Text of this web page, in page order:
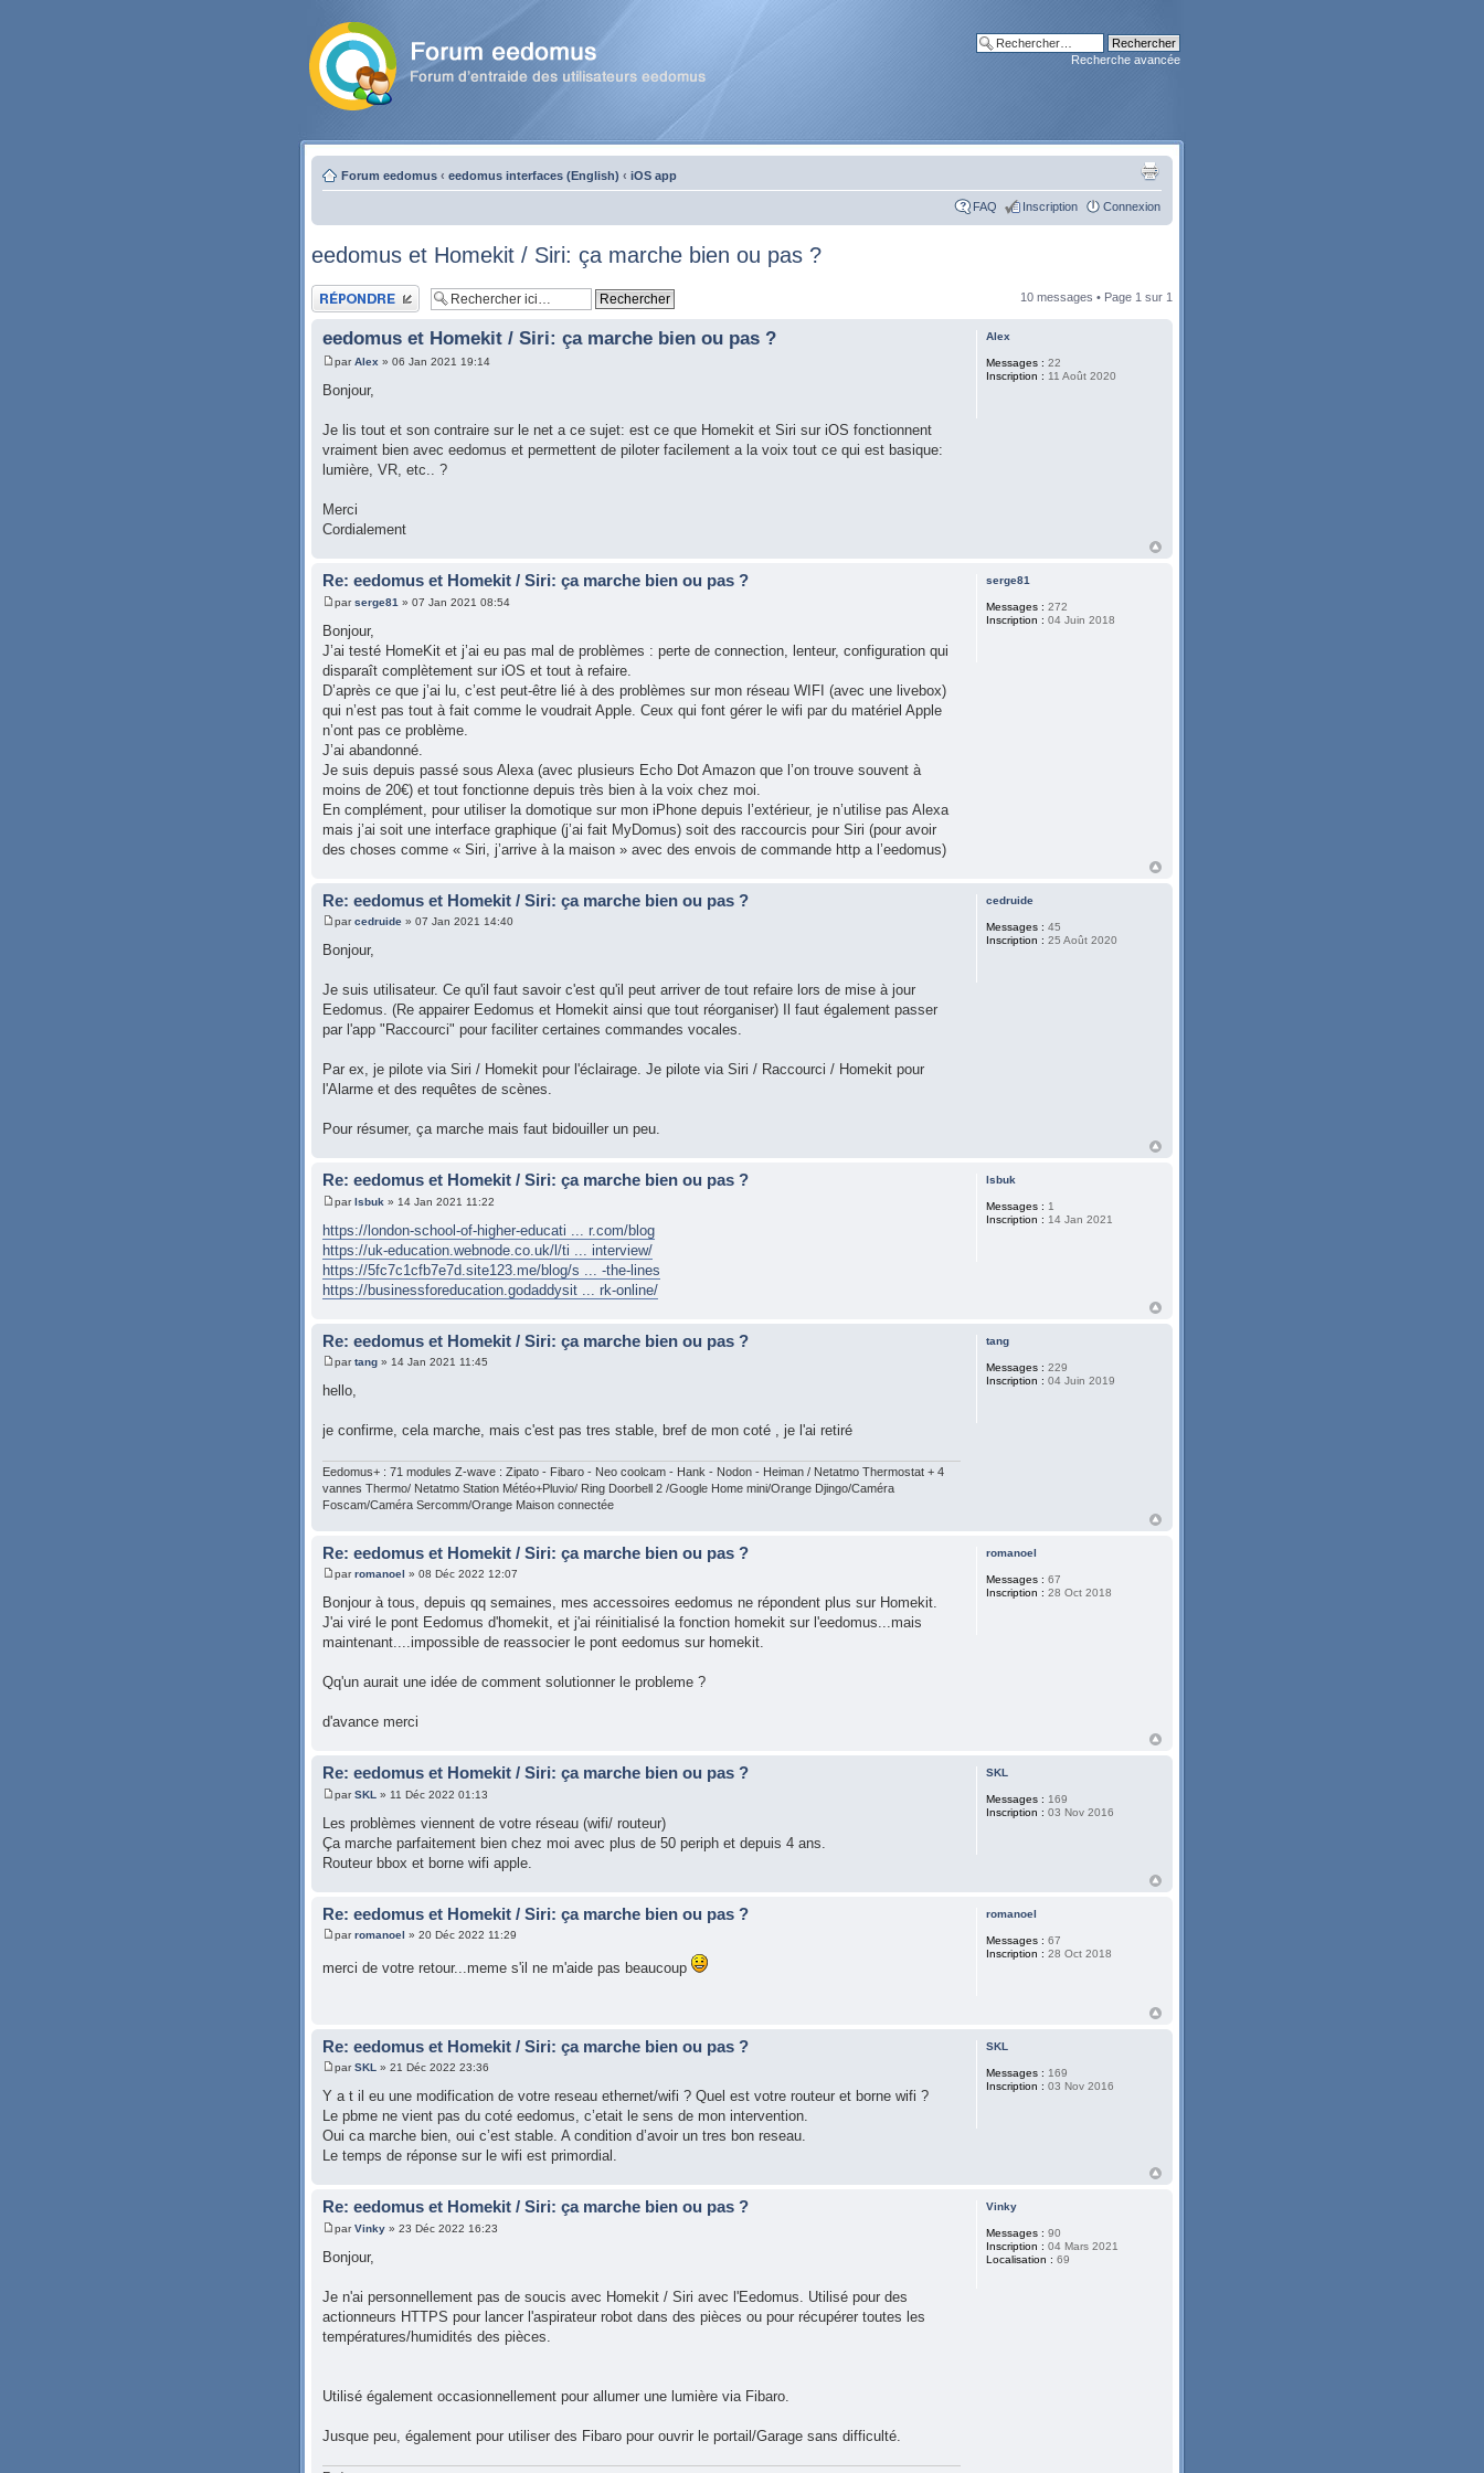
Recherche avancée
Forum eedomus ‹ eedomus interfaces (English) ‹ iOS app
FAQ Inscription Connexion
eedomus et Homekit / Siri: ça marche bien ou pas ?
Publier une réponse 10 messages • Page 1 sur 1
eedomus et Homekit / Siri: ça marche bien ou pas ?
parAlex » 06 Jan 2021 19:14
Bonjour,
Je lis tout et son contraire sur le net a ce sujet: est ce que Homekit et Siri sur iOS fonctionnent
vraiment bien avec eedomus et permettent de piloter facilement a la voix tout ce qui est basique:
lumière, VR, etc.. ?
Merci
Cordialement
Alex
Messages : 22
Inscription : 11 Août 2020
Re: eedomus et Homekit / Siri: ça marche bien ou pas ?
parserge81 » 07 Jan 2021 08:54
Bonjour,
J’ai testé HomeKit et j’ai eu pas mal de problèmes : perte de connection, lenteur, configuration qui
disparaît complètement sur iOS et tout à refaire.
D’après ce que j’ai lu, c’est peut-être lié à des problèmes sur mon réseau WIFI (avec une livebox)
qui n’est pas tout à fait comme le voudrait Apple. Ceux qui font gérer le wifi par du matériel Apple
n’ont pas ce problème.
J’ai abandonné.
Je suis depuis passé sous Alexa (avec plusieurs Echo Dot Amazon que l’on trouve souvent à
moins de 20€) et tout fonctionne depuis très bien à la voix chez moi.
En complément, pour utiliser la domotique sur mon iPhone depuis l’extérieur, je n’utilise pas Alexa
mais j’ai soit une interface graphique (j’ai fait MyDomus) soit des raccourcis pour Siri (pour avoir
des choses comme « Siri, j’arrive à la maison » avec des envois de commande http a l’eedomus)
serge81
Messages : 272
Inscription : 04 Juin 2018
Re: eedomus et Homekit / Siri: ça marche bien ou pas ?
parcedruide » 07 Jan 2021 14:40
Bonjour,
Je suis utilisateur. Ce qu'il faut savoir c'est qu'il peut arriver de tout refaire lors de mise à jour
Eedomus. (Re appairer Eedomus et Homekit ainsi que tout réorganiser) Il faut également passer
par l'app "Raccourci" pour faciliter certaines commandes vocales.
Par ex, je pilote via Siri / Homekit pour l'éclairage. Je pilote via Siri / Raccourci / Homekit pour
l'Alarme et des requêtes de scènes.
Pour résumer, ça marche mais faut bidouiller un peu.
cedruide
Messages : 45
Inscription : 25 Août 2020
Re: eedomus et Homekit / Siri: ça marche bien ou pas ?
parlsbuk » 14 Jan 2021 11:22
https://london-school-of-higher-educati ... r.com/blog
https://uk-education.webnode.co.uk/l/ti ... interview/
https://5fc7c1cfb7e7d.site123.me/blog/s ... -the-lines
https://businessforeducation.godaddysit ... rk-online/
lsbuk
Messages : 1
Inscription : 14 Jan 2021
Re: eedomus et Homekit / Siri: ça marche bien ou pas ?
partang » 14 Jan 2021 11:45
hello,
je confirme, cela marche, mais c'est pas tres stable, bref de mon coté , je l'ai retiré
Eedomus+ : 71 modules Z-wave : Zipato - Fibaro - Neo coolcam - Hank - Nodon - Heiman / Netatmo Thermostat + 4
vannes Thermo/ Netatmo Station Météo+Pluvio/ Ring Doorbell 2 /Google Home mini/Orange Djingo/Caméra
Foscam/Caméra Sercomm/Orange Maison connectée
tang
Messages : 229
Inscription : 04 Juin 2019
Re: eedomus et Homekit / Siri: ça marche bien ou pas ?
parromanoel » 08 Déc 2022 12:07
Bonjour à tous, depuis qq semaines, mes accessoires eedomus ne répondent plus sur Homekit.
J'ai viré le pont Eedomus d'homekit, et j'ai réinitialisé la fonction homekit sur l'eedomus...mais
maintenant....impossible de reassocier le pont eedomus sur homekit.
Qq'un aurait une idée de comment solutionner le probleme ?
d'avance merci
romanoel
Messages : 67
Inscription : 28 Oct 2018
Re: eedomus et Homekit / Siri: ça marche bien ou pas ?
parSKL » 11 Déc 2022 01:13
Les problèmes viennent de votre réseau (wifi/ routeur)
Ça marche parfaitement bien chez moi avec plus de 50 periph et depuis 4 ans.
Routeur bbox et borne wifi apple.
SKL
Messages : 169
Inscription : 03 Nov 2016
Re: eedomus et Homekit / Siri: ça marche bien ou pas ?
parromanoel » 20 Déc 2022 11:29
merci de votre retour...meme s'il ne m'aide pas beaucoup
romanoel
Messages : 67
Inscription : 28 Oct 2018
Re: eedomus et Homekit / Siri: ça marche bien ou pas ?
parSKL » 21 Déc 2022 23:36
Y a t il eu une modification de votre reseau ethernet/wifi ? Quel est votre routeur et borne wifi ?
Le pbme ne vient pas du coté eedomus, c’etait le sens de mon intervention.
Oui ca marche bien, oui c’est stable. A condition d’avoir un tres bon reseau.
Le temps de réponse sur le wifi est primordial.
SKL
Messages : 169
Inscription : 03 Nov 2016
Re: eedomus et Homekit / Siri: ça marche bien ou pas ?
parVinky » 23 Déc 2022 16:23
Bonjour,
Je n'ai personnellement pas de soucis avec Homekit / Siri avec l'Eedomus. Utilisé pour des
actionneurs HTTPS pour lancer l'aspirateur robot dans des pièces ou pour récupérer toutes les
températures/humidités des pièces.
Utilisé également occasionnellement pour allumer une lumière via Fibaro.
Jusque peu, également pour utiliser des Fibaro pour ouvrir le portail/Garage sans difficulté.
Vinky
Messages : 90
Inscription : 04 Mars 2021
Localisation : 69